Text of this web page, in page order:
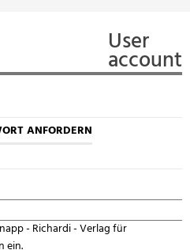
User
account
ANFORDERN
- Richardi - Verlag für
ein.